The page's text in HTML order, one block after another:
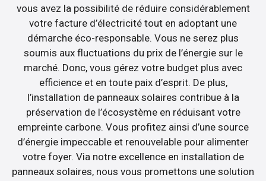
vous avez la possibilité de réduire considérablement
votre facture d’électricité tout en adoptant une
démarche éco-responsable. Vous ne serez plus
soumis aux fluctuations du prix de l’énergie sur le
marché. Donc, vous gérez votre budget plus avec
efficience et en toute paix d’esprit. De plus,
l’installation de panneaux solaires contribue à la
préservation de l’écosystème en réduisant votre
empreinte carbone. Vous profitez ainsi d’une source
d’énergie impeccable et renouvelable pour alimenter
votre foyer. Via notre excellence en installation de
panneaux solaires, nous vous promettons une solution